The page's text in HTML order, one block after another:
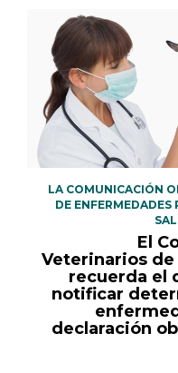
LA COMUNICACIÓN
DE ENFERMEDADES
El
Veterinarios
recuerda el
notificar
declaración